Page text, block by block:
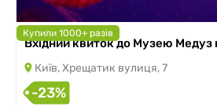
Купили 1000+ разів
Вхідний квиток до Музею Медуз
Київ, Хрещатик вулиця, 7
-23%